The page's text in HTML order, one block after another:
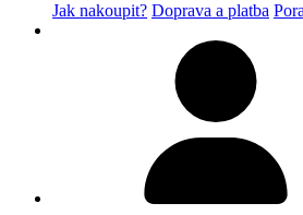
Jak nakoupit? Doprava a platba